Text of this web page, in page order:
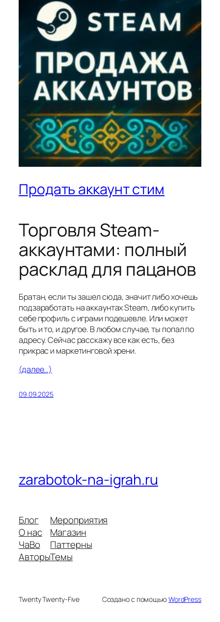
Продать аккаунт стим
Торговля Steam-
аккаунтами: полный
расклад для пацанов
Братан, если ты зашел сюда, значит либо хочешь
подзаработать на аккаунтах Steam, либо купить
себе профиль с играми подешевле. Или может
быть и то, и другое. В любом случае, ты попал по
адресу. Сейчас расскажу все как есть, без
прикрас и маркетинговой хрени.
(далее…)
09.09.2025
zarabotok-na-igrah.ru
Блог
О нас
ЧаВо
Авторы
Мероприятия
Магазин
Паттерны
Темы
Twenty Twenty-Five Создано с помощьюWordPress